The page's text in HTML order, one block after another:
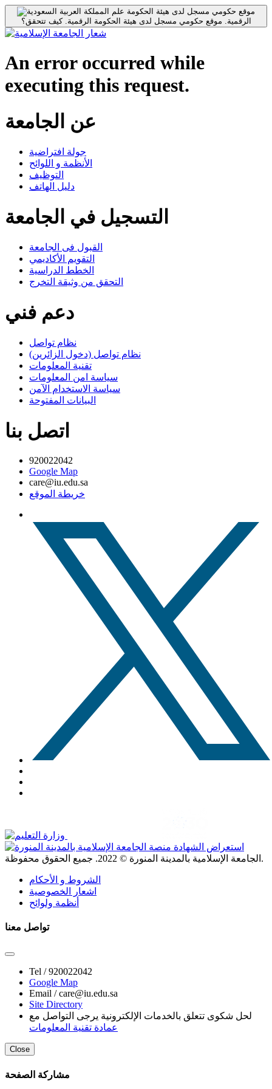
موقع حكومي مسجل لدى هيئة الحكومة
الرقمية. موقع حكومي مسجل لدى هيئة الحكومة الرقمية.كيف تتحقق؟
An error occurred while
executing this request.
عن الجامعة
جولة افتراضية
الأنظمة و اللوائح
التوظيف
دليل الهاتف
التسجيل في الجامعة
القبول فى الجامعة
التقويم الأكاديمي
الخطط الدراسية
التحقق من وثيقة التخرج
دعم فني
نظام تواصل
نظام تواصل (دخول الزائرين)
تقنية المعلومات
سياسة امن المعلومات
سياسة الاستخدام الآمن
البيانات المفتوحة
اتصل بنا
920022042
Google Map
care@iu.edu.sa
خريطة الموقع
الجامعة الإسلامية بالمدينة المنورة © 2022 . جميع الحقوق محفوظة.
الشروط و الأحكام
اشعار الخصوصية
أنظمة ولوائح
تواصل معنا
Tel /920022042
Google Map
Email /care@iu.edu.sa
Site Directory
لحل شكوى تتعلق بالخدمات الإلكترونية يرجى التواصل مع
عمادة تقنية المعلومات
Close
مشاركة الصفحة